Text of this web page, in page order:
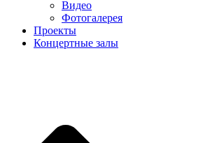
Видео
Фотогалерея
Проекты
Концертные залы